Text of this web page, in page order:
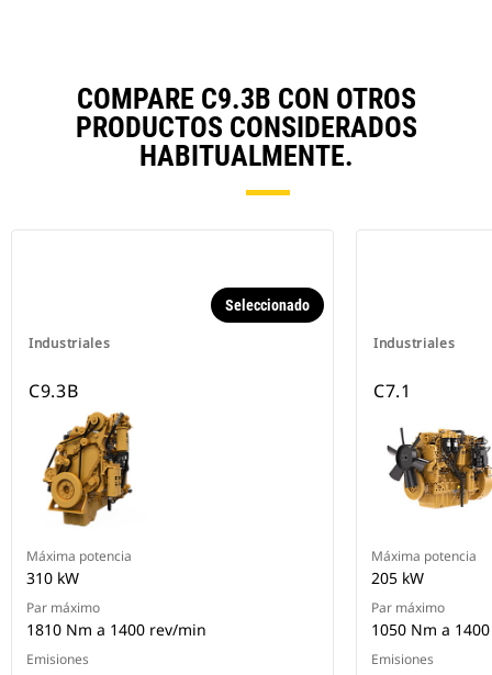
COMPARE C9.3B CON OTROS
PRODUCTOS CONSIDERADOS
HABITUALMENTE.
Industriales
Seleccionado
C9.3B
Máxima potencia
310 kW
Par máximo
1810 Nm a 1400 rev/min
Emisiones
Industriales
C7.1
Máxima potencia
205 kW
Par máximo
1050 Nm a
Emisiones